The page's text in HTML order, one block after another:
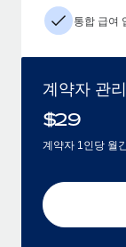
통합 급여
계약자 관리
$29
계약자 1인당 월